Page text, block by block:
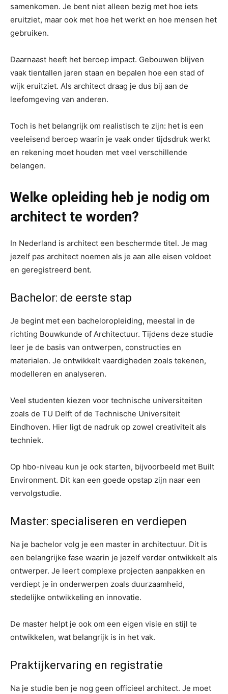
samenkomen. Je bent niet alleen bezig met hoe iets
eruitziet, maar ook met hoe het werkt en hoe mensen het
gebruiken.
Daarnaast heeft het beroep impact. Gebouwen blijven
vaak tientallen jaren staan en bepalen hoe een stad of
wijk eruitziet. Als architect draag je dus bij aan de
leefomgeving van anderen.
Toch is het belangrijk om realistisch te zijn: het is een
veeleisend beroep waarin je vaak onder tijdsdruk werkt
en rekening moet houden met veel verschillende
belangen.
Welke opleiding heb je nodig om
architect te worden?
In Nederland is architect een beschermde titel. Je mag
jezelf pas architect noemen als je aan alle eisen voldoet
en geregistreerd bent.
Bachelor: de eerste stap
Je begint met een bacheloropleiding, meestal in de
richting Bouwkunde of Architectuur. Tijdens deze studie
leer je de basis van ontwerpen, constructies en
materialen. Je ontwikkelt vaardigheden zoals tekenen,
modelleren en analyseren.
Veel studenten kiezen voor technische universiteiten
zoals de TU Delft of de Technische Universiteit
Eindhoven. Hier ligt de nadruk op zowel creativiteit als
techniek.
Op hbo-niveau kun je ook starten, bijvoorbeeld met Built
Environment. Dit kan een goede opstap zijn naar een
vervolgstudie.
Master: specialiseren en verdiepen
Na je bachelor volg je een master in architectuur. Dit is
een belangrijke fase waarin je jezelf verder ontwikkelt als
ontwerper. Je leert complexe projecten aanpakken en
verdiept je in onderwerpen zoals duurzaamheid,
stedelijke ontwikkeling en innovatie.
De master helpt je ook om een eigen visie en stijl te
ontwikkelen, wat belangrijk is in het vak.
Praktijkervaring en registratie
Na je studie ben je nog geen officieel architect. Je moet